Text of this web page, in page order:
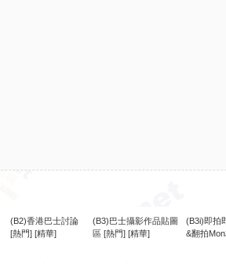
(B2)香港巴士討論
[熱門] [精華]
(B3)巴士攝影作品貼圖
區 [熱門] [精華]
(B3i)即拍
&翻拍Mon